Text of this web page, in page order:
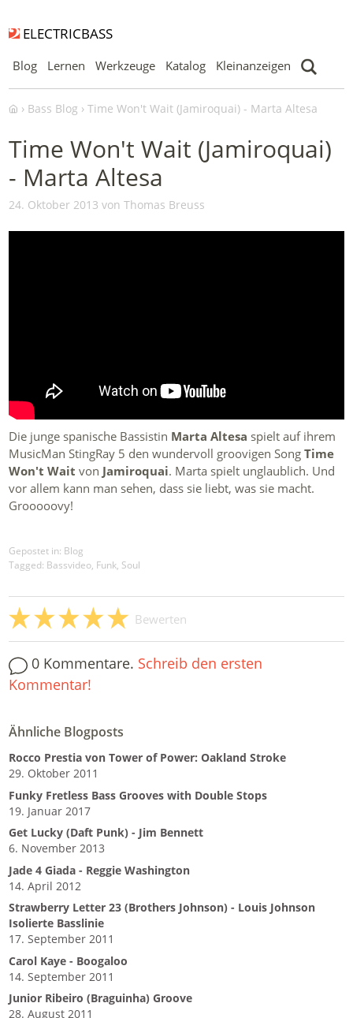
ELECTRICBASS
Blog Lernen Werkzeuge Katalog Kleinanzeigen
Bass Blog Time Won't Wait (Jamiroquai) - Marta Altesa
Time Won't Wait (Jamiroquai)
- Marta Altesa
24. Oktober 2013 von Thomas Breuss
Die junge spanische Bassistin Marta Altesa spielt auf ihrem
MusicMan StingRay 5 den wundervoll groovigen SongTime
Won't Wait von Jamiroquai. Marta spielt unglaublich. Und
vor allem kann man sehen, dass sie liebt, was sie macht.
Grooooovy!
Gepostet in: Blog
Tagged: Bassvideo, Funk, Soul
Bewerten
0 Kommentare. Schreib den ersten
Kommentar!
Ähnliche Blogposts
Rocco Prestia von Tower of Power: Oakland Stroke
29. Oktober 2011
Funky Fretless Bass Grooves with Double Stops
19. Januar 2017
Get Lucky (Daft Punk) - Jim Bennett
6. November 2013
Jade 4 Giada - Reggie Washington
14. April 2012
Strawberry Letter 23 (Brothers Johnson) - Louis Johnson
Isolierte Basslinie
17. September 2011
Carol Kaye - Boogaloo
14. September 2011
Junior Ribeiro (Braguinha) Groove
28. August 2011